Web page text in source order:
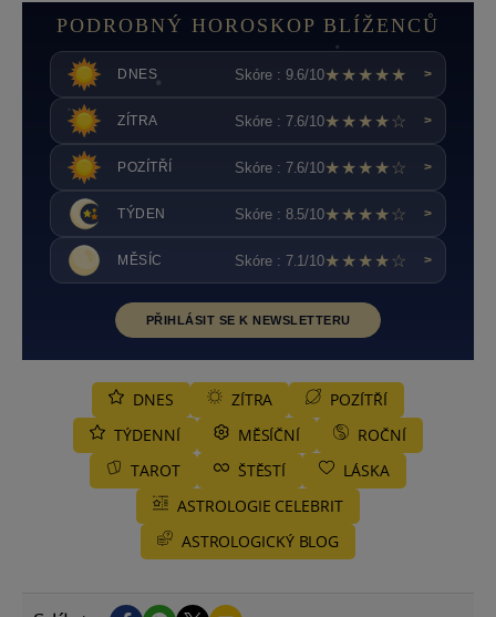
PODROBNÝ HOROSKOP BLÍŽENCŮ
DNES Skóre : 9.6/10★★★★★ >
ZÍTRA Skóre : 7.6/10★★★★☆ >
POZÍTŘÍ Skóre : 7.6/10★★★★☆ >
TÝDEN Skóre : 8.5/10★★★★☆ >
MĚSÍC Skóre : 7.1/10★★★★☆ >
PŘIHLÁSIT SE K NEWSLETTERU
DNES ZÍTRA
POZÍTŘÍ
TÝDENNÍ
MĚSÍČNÍ
ROČNÍ
TAROT
ŠTĚSTÍ
LÁSKA
ASTROLOGIE CELEBRIT
ASTROLOGICKÝ BLOG